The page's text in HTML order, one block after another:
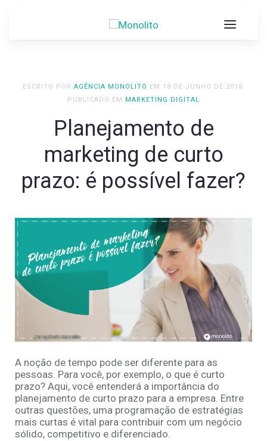
ESCRITO POR AGÊNCIA MONOLITO EM 18 DE JUNHO DE 2018.
PUBLICADO EM MARKETING DIGITAL
Planejamento de
marketing de curto
prazo: é possível fazer?
A noção de tempo pode ser diferente para as
pessoas. Para você, por exemplo, o que é curto
prazo? Aqui, você entenderá a importância do
planejamento de curto prazo para a empresa. Entre
outras questões, uma programação de estratégias
mais curtas é vital para contribuir com um negócio
sólido, competitivo e diferenciado.